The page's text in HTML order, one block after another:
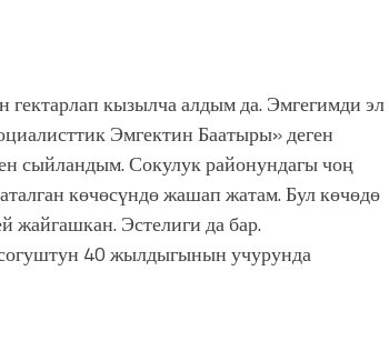
кызылча алдым да. Эмгегимди эл
Эмгектин Баатыры» деген
сыйландым. Сокулук районундагы чоң
көчөсүндө жашап жатам. Бул көчөдө
Эстелиги да бар.
40 жылдыгынын учурунда